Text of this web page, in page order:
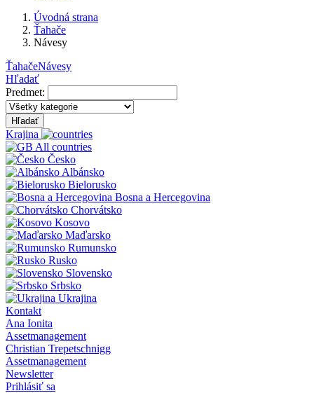
Úvodná strana
Ťahače
Návesy
ŤahačeNávesy
Hľadať
Predmet:
Hľadať
Krajina
All countries
Česko
Albánsko
Bielorusko
Bosna a Hercegovina
Chorvátsko
Kosovo
Maďarsko
Rumunsko
Rusko
Slovensko
Srbsko
Ukrajina
Kontakt
Ana Ionita
Assetmanagement
Christian Trepetschnigg
Assetmanagement
Newsletter
Prihlásiť sa